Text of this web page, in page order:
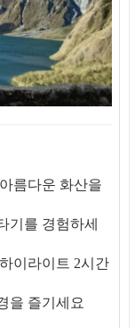
름다운 화산을
기를 경험하세
이라이트 2시간
을 즐기세요